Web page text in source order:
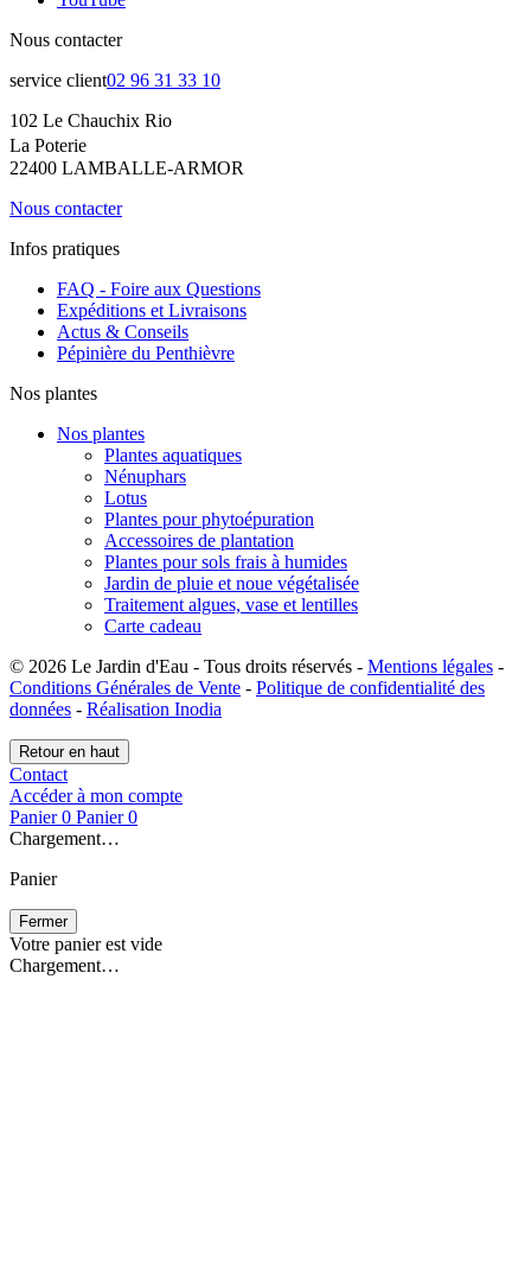
Nous contacter
service client02 96 31 33 10
102 Le Chauchix Rio
La Poterie
22400 LAMBALLE-ARMOR
Nous contacter
Infos pratiques
FAQ - Foire aux Questions
Expéditions et Livraisons
Actus & Conseils
Pépinière du Penthièvre
Nos plantes
Nos plantes
Plantes aquatiques
Nénuphars
Lotus
Plantes pour phytoépuration
Accessoires de plantation
Plantes pour sols frais à humides
Jardin de pluie et noue végétalisée
Traitement algues, vase et lentilles
Carte cadeau
© 2026 Le Jardin d'Eau - Tous droits réservés - Mentions légales -
Conditions Générales de Vente - Politique de confidentialité des
données - Réalisation Inodia
Retour en haut
Contact
Accéder à mon compte
Panier 0 Panier 0
Chargement…
Panier
Fermer
Votre panier est vide
Chargement…